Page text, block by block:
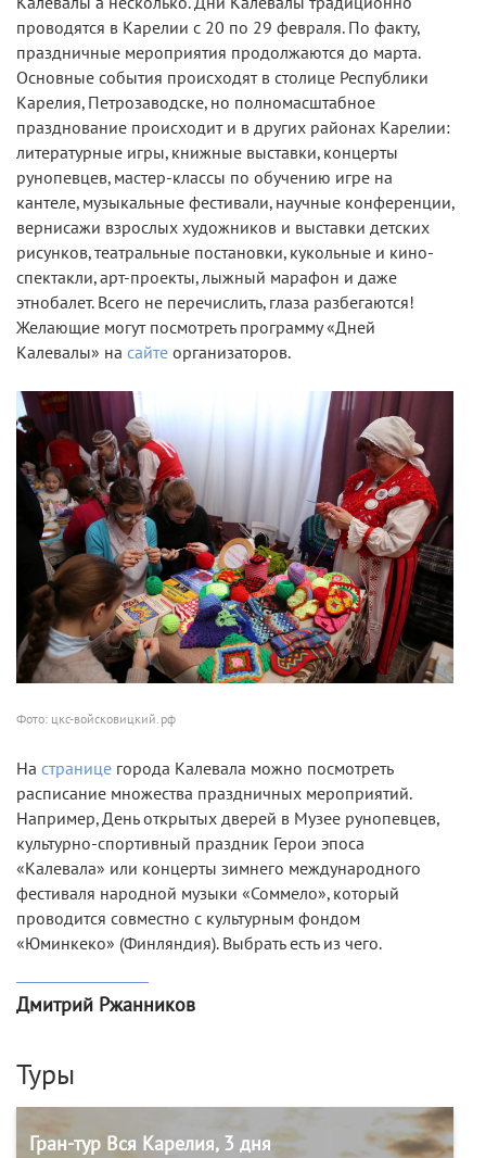
проводятся в Карелии с 20 по 29 февраля. По факту,
праздничные мероприятия продолжаются до марта.
Основные события происходят в столице Республики
Карелия, Петрозаводске, но полномасштабное
празднование происходит и в других районах Карелии:
литературные игры, книжные выставки, концерты
рунопевцев, мастер-классы по обучению игре на
кантеле, музыкальные фестивали, научные конференции,
вернисажи взрослых художников и выставки детских
рисунков, театральные постановки, кукольные и кино-
спектакли, арт-проекты, лыжный марафон и даже
этнобалет. Всего не перечислить, глаза разбегаются!
Желающие могут посмотреть программу «Дней
Калевалы» на сайте организаторов.
Фото: цкс-войсковицкий.рф
На странице города Калевала можно посмотреть
расписание множества праздничных мероприятий.
Например, День открытых дверей в Музее рунопевцев,
культурно-спортивный праздник Герои эпоса
«Калевала» или концерты зимнего международного
фестиваля народной музыки «Соммело», который
проводится совместно с культурным фондом
«Юминкеко» (Финляндия). Выбрать есть из чего.
Дмитрий Ржанников
Туры
Гран-тур Вся Карелия, 3 дня